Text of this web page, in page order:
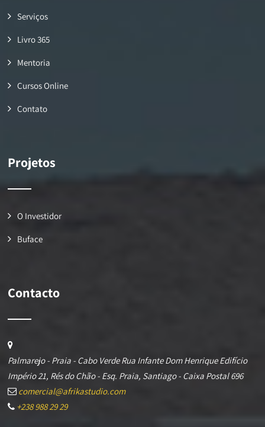
Serviços
Livro 365
Mentoria
Cursos Online
Contato
Projetos
O Investidor
Buface
Contacto
Palmarejo - Praia - Cabo Verde Rua Infante Dom Henrique Edifício
Império 21, Rés do Chão - Esq. Praia, Santiago - Caixa Postal 696
comercial@afrikastudio.com
+238 988 29 29